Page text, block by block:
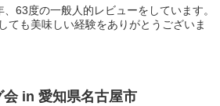
63度の一般人的レビューをしています。
ても美味しい経験をありがとうございま
in 愛知県名古屋市